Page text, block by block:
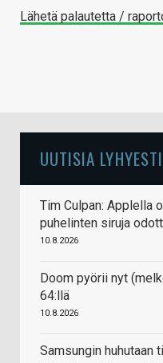
Lähetä palautetta /
UUTISIA LYHYESTI
Tim Culpan: Applella
puhelinten siruja
10.8.2026
Doom pyörii nyt
64:llä
10.8.2026
Samsungin huhutaan